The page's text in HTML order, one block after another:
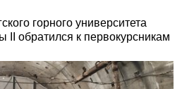
горного университета
II обратился к первокурсникам